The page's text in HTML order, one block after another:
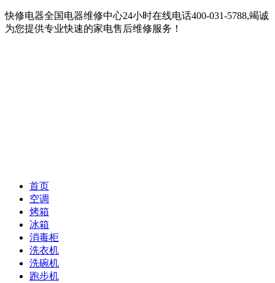
快修电器全国电器维修中心24小时在线电话400-031-5788,竭诚
为您提供专业快速的家电售后维修服务！
首页
空调
烤箱
冰箱
消毒柜
洗衣机
洗碗机
跑步机